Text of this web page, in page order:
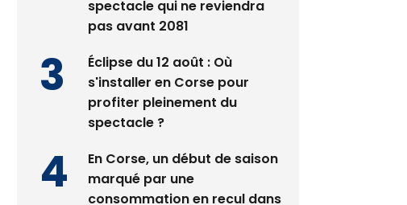
Éclipse du 12 août : Où
profiter pleinement du
spectacle ?
En Corse, un début de saison
consommation en recul dans
les restaurants